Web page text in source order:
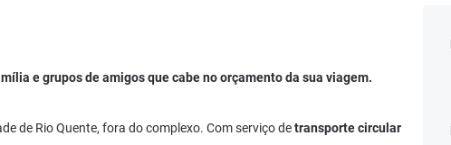
e grupos de amigos que cabe no orçamento da sua viagem.
de Rio Quente, fora do complexo. Com serviço detransporte circular